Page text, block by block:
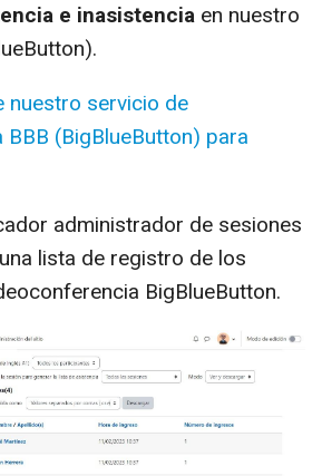
e inasistencia en nuestro
nuestro servicio de
(BigBlueButton) para
administrador de sesiones
lista de registro de los
BigBlueButton.